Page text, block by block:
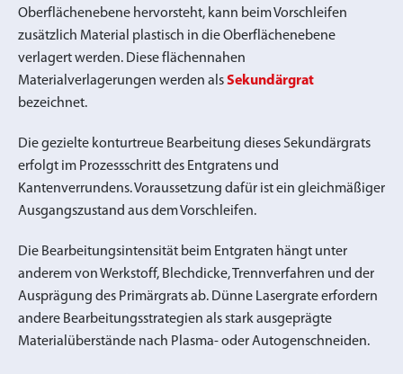
Oberflächenebene hervorsteht, kann beim Vorschleifen
zusätzlich Material plastisch in die Oberflächenebene
verlagert werden. Diese flächennahen
Materialverlagerungen werden alsSekundärgrat
bezeichnet.
Die gezielte konturtreue Bearbeitung dieses Sekundärgrats
erfolgt im Prozessschritt des Entgratens und
Kantenverrundens. Voraussetzung dafür ist ein gleichmäßiger
Ausgangszustand aus dem Vorschleifen.
Die Bearbeitungsintensität beim Entgraten hängt unter
anderem von Werkstoff, Blechdicke, Trennverfahren und der
Ausprägung des Primärgrats ab. Dünne Lasergrate erfordern
andere Bearbeitungsstrategien als stark ausgeprägte
Materialüberstände nach Plasma- oder Autogenschneiden.